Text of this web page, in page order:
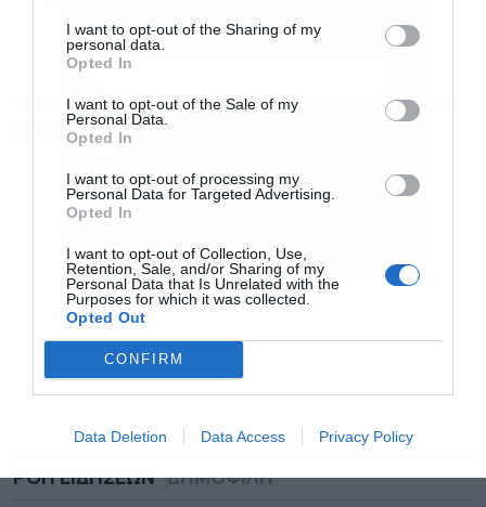
I want to opt-out of the Sharing of my
personal data.
Opted In
I want to opt-out of the Sale of my
Personal Data.
Opted In
I want to opt-out of processing my
Personal Data for Targeted Advertising.
Opted In
I want to opt-out of Collection, Use,
Retention, Sale, and/or Sharing of my
Personal Data that Is Unrelated with the
Purposes for which it was collected.
Opted Out
CONFIRM
Data Deletion Data Access Privacy Policy
ενημέρωση!
BC PARTNERS HAVEA ΕΞΑΓΟΡΑ
ΕΠΕΝΔΥΣΕΙΣ
ΝΙΚΟΣ ΣΤΑΘΟΠΟΥΛΟΣ
ΡΟΗ ΕΙΔΗΣΕΩΝ ΔΗΜΟΦΙΛΗ
Αποδέχομαι τους